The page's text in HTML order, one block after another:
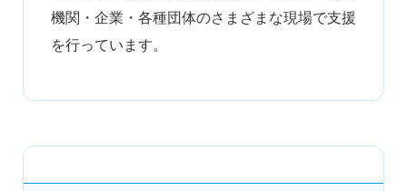
機関・企業・各種団体のさまざまな現場で支援
を行っています。